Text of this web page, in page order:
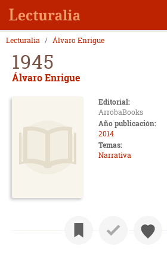
Lecturalia Álvaro Enrigue
1945
Álvaro Enrigue
Editorial:
ArrobaBooks
Año publicación:
2014
Temas:
Narrativa